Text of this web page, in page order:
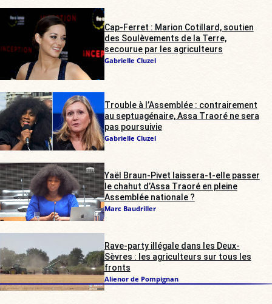
Cap-Ferret : Marion Cotillard, soutien
des Soulèvements de la Terre,
secourue par les agriculteurs
Gabrielle Cluzel
Trouble à l’Assemblée : contrairement
au septuagénaire, Assa Traoré ne sera
pas poursuivie
Gabrielle Cluzel
Yaël Braun-Pivet laissera-t-elle passer
le chahut d’Assa Traoré en pleine
Assemblée nationale ?
Marc Baudriller
Rave-party illégale dans les Deux-
Sèvres : les agriculteurs sur tous les
fronts
Alienor de Pompignan